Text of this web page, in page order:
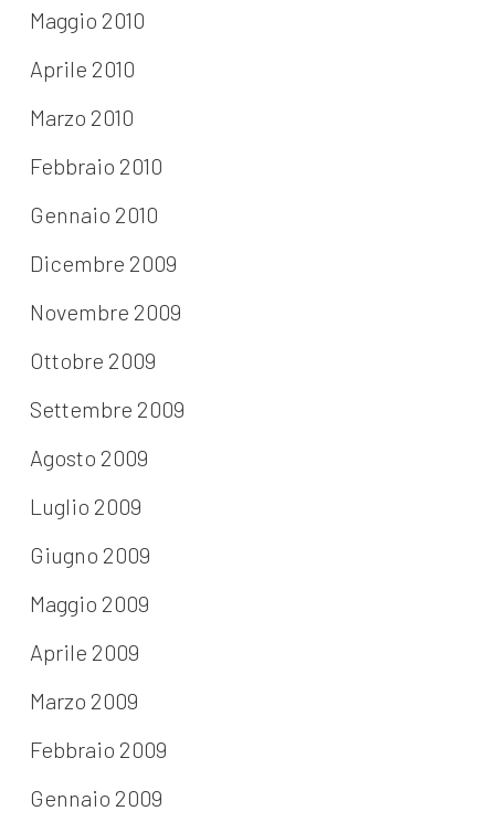
Maggio 2010
Aprile 2010
Marzo 2010
Febbraio 2010
Gennaio 2010
Dicembre 2009
Novembre 2009
Ottobre 2009
Settembre 2009
Agosto 2009
Luglio 2009
Giugno 2009
Maggio 2009
Aprile 2009
Marzo 2009
Febbraio 2009
Gennaio 2009